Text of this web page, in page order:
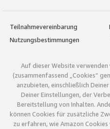
Teilnahmevereinbarung
Nutzungsbestimmungen
Auf dieser Website
(zusammenfassend „Cookies“
anzubieten, einschließlich
Deiner Einstellungen, der
Bereitstellung von Inhalten.
können Cookies für zusätzliche
zu erfahren, wie Amazon